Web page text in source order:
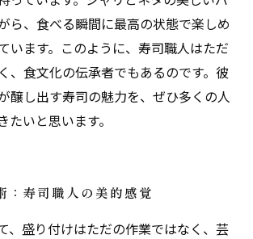
ら、食べる瞬間に最高の状態で楽しめ
います。このように、寿司職人はただ
、食文化の伝承者でもあるのです。彼
醸し出す寿司の魅力を、ぜひ多くの人
たいと思います。
：寿司職人の美的感覚
、盛り付けはただの作業ではなく、芸